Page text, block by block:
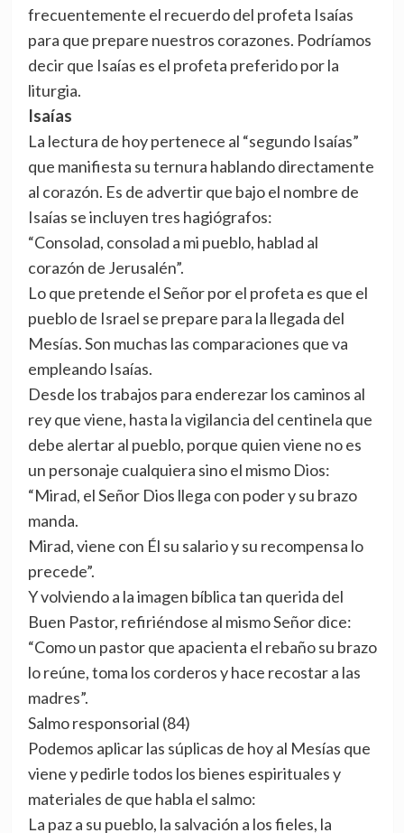
frecuentemente el recuerdo del profeta Isaías
para que prepare nuestros corazones. Podríamos
decir que Isaías es el profeta preferido por la
liturgia.
Isaías
La lectura de hoy pertenece al “segundo Isaías”
que manifiesta su ternura hablando directamente
al corazón. Es de advertir que bajo el nombre de
Isaías se incluyen tres hagiógrafos:
“Consolad, consolad a mi pueblo, hablad al
corazón de Jerusalén”.
Lo que pretende el Señor por el profeta es que el
pueblo de Israel se prepare para la llegada del
Mesías. Son muchas las comparaciones que va
empleando Isaías.
Desde los trabajos para enderezar los caminos al
rey que viene, hasta la vigilancia del centinela que
debe alertar al pueblo, porque quien viene no es
un personaje cualquiera sino el mismo Dios:
“Mirad, el Señor Dios llega con poder y su brazo
manda.
Mirad, viene con Él su salario y su recompensa lo
precede”.
Y volviendo a la imagen bíblica tan querida del
Buen Pastor, refiriéndose al mismo Señor dice:
“Como un pastor que apacienta el rebaño su brazo
lo reúne, toma los corderos y hace recostar a las
madres”.
Salmo responsorial (84)
Podemos aplicar las súplicas de hoy al Mesías que
viene y pedirle todos los bienes espirituales y
materiales de que habla el salmo:
La paz a su pueblo, la salvación a los fieles, la